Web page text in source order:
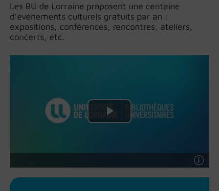
Les BU de Lorraine proposent une centaine
d’événements culturels gratuits par an :
expositions, conférences, rencontres, ateliers,
concerts, etc.